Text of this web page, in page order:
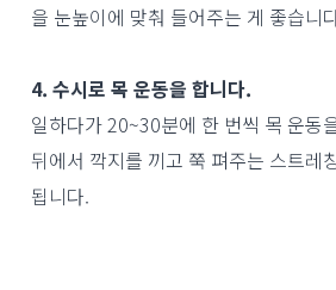
을 눈높이에 맞춰 들어주는 게 좋습니
4. 수시로 목 운동을 합니다.
일하다가 20~30분에 한 번씩 목 운동
뒤에서 깍지를 끼고 쭉 펴주는 스트레
됩니다.